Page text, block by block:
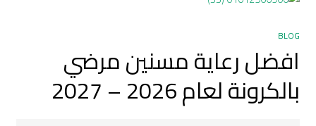
BLOG
افضل رعاية مسنين مرضي
بالكرونة لعام 2026 – 2027